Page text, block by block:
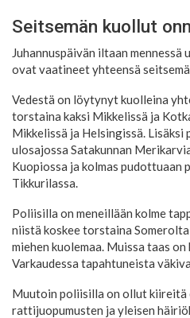
Seitsemän kuollut
Juhannuspäivän iltaan
ovat vaatineet yhteensä
Vedestä on löytynyt kuolleina
torstaina kaksi Mikkelissä ja
Mikkelissä ja Helsingissä.
ulosajossa Satakunnan
Kuopiossa ja kolmas pudottuaan
Tikkurilassa.
Poliisilla on meneillään kolme
niistä koskee torstaina
miehen kuolemaa. Muissa taas
Varkaudessa tapahtuneista
Muutoin poliisilla on ollut
rattijuopumusten ja yleisen